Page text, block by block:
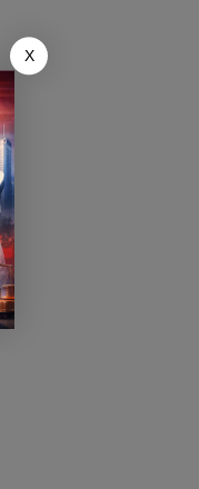
X